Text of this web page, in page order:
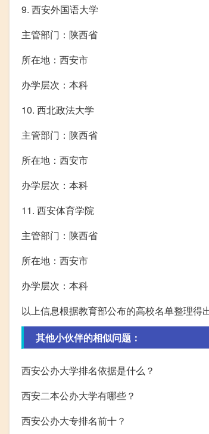
9. 西安外国语大学
主管部门：陕西省
所在地：西安市
办学层次：本科
10. 西北政法大学
主管部门：陕西省
所在地：西安市
办学层次：本科
11. 西安体育学院
主管部门：陕西省
所在地：西安市
办学层次：本科
以上信息根据教育部公布的高校名单整理
其他小伙伴的相似问题：
西安公办大学排名依据是什么？
西安二本公办大学有哪些？
西安公办大专排名前十？